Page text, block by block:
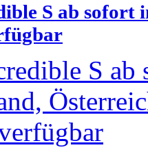
S ab sofort